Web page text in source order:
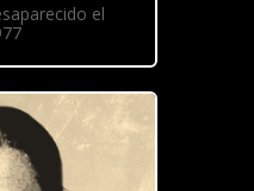
el